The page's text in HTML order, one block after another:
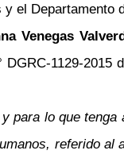
el Departamento
Venegas
1129-
para lo que
referido